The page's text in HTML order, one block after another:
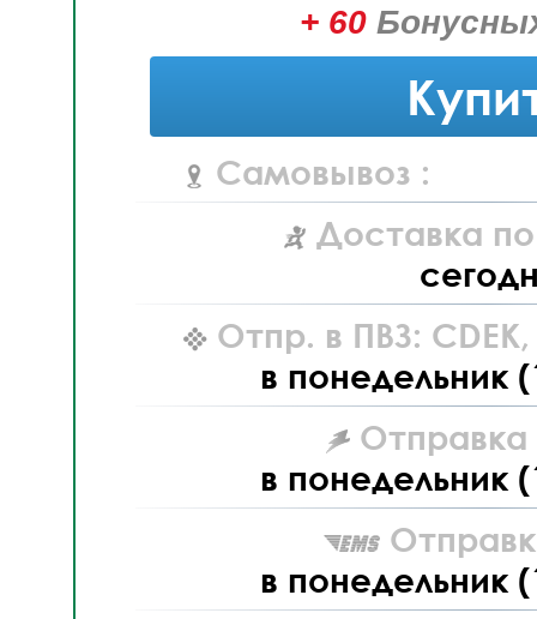
+ 60
Самовывоз :
Доставка
Отпр. в ПВЗ: CDEK,
в понедельник
Отправка
в понедельник
в понедельник